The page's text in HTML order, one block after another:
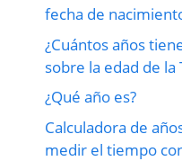
fecha de
¿Cuántos años
sobre la edad de la
¿Qué año es?
Calculadora de
medir el tiempo